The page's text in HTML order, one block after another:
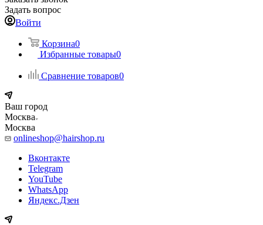
Задать вопрос
Войти
Корзина0
Избранные товары0
Сравнение товаров0
Ваш город
Москва
Москва
onlineshop@hairshop.ru
Вконтакте
Telegram
YouTube
WhatsApp
Яндекс.Дзен